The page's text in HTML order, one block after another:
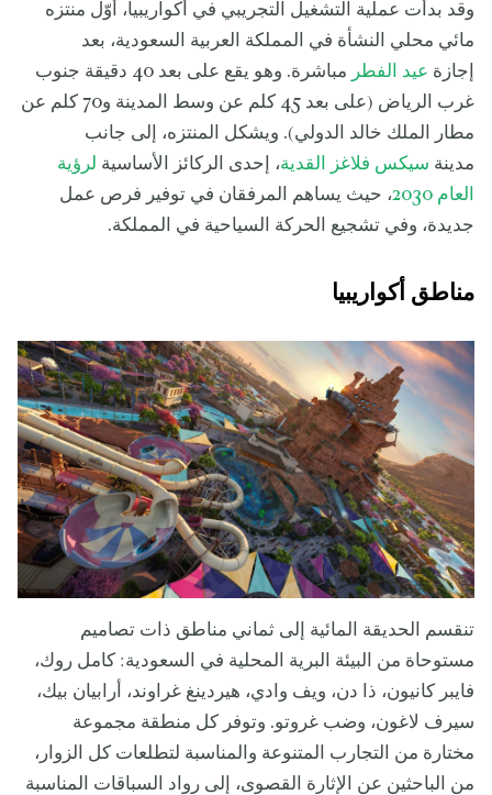
وقد بدأت عملية التشغيل التجريبي في أكواريبيا، أوّل منتزه
مائي محلي النشأة في المملكة العربية السعودية، بعد
إجازة عيد الفطر
مباشرة. وهو يقع على بعد 40 دقيقة جنوب
غرب الرياض (على بعد 45 كلم عن وسط المدينة و70 كلم عن
مطار الملك خالد الدولي). ويشكل المنتزه، إلى جانب
مدينة سيكس فلاغز القدية، إحدى الركائز الأساسية لرؤية
العام 2030
، حيث يساهم المرفقان في توفير فرص عمل
جديدة، وفي تشجيع الحركة السياحية في المملكة.
مناطق أكواريبيا
تنقسم الحديقة المائية إلى ثماني مناطق ذات تصاميم
مستوحاة من البيئة البرية المحلية في السعودية: كامل روك،
فايبر كانيون، ذا دن، ويف وادي، هيردينغ غراوند، أرابيان بيك،
سيرف لاغون، وضب غروتو. وتوفر كل منطقة مجموعة
مختارة من التجارب المتنوعة والمناسبة لتطلعات كل الزوار،
من الباحثين عن الإثارة القصوى، إلى رواد السباقات المناسبة